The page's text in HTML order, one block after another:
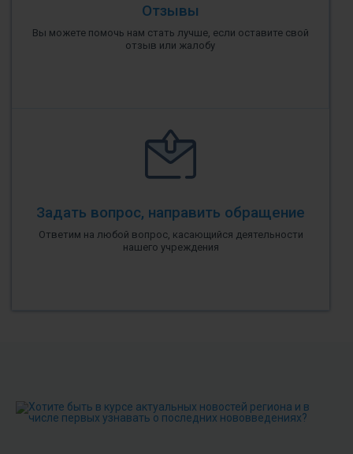
Отзывы
Вы можете помочь нам стать лучше, если оставите свой
отзыв или жалобу
Задать вопрос, направить обращение
Ответим на любой вопрос, касающийся деятельности
нашего учреждения